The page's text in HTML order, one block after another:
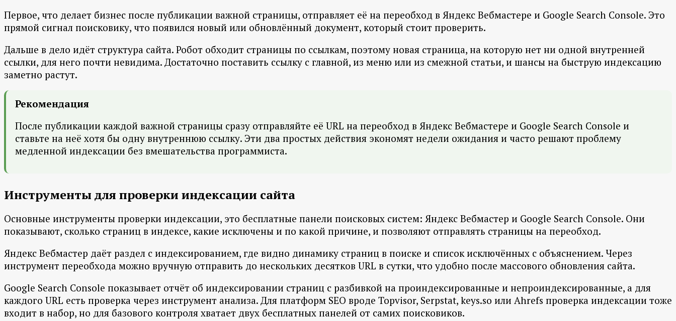
Первое, что делает бизнес после публикации важной страницы, отправляет её на переобход в Яндекс Вебмастере и Google Search Console. Это
прямой сигнал поисковику, что появился новый или обновлённый документ, который стоит проверить.
Дальше в дело идёт структура сайта. Робот обходит страницы по ссылкам, поэтому новая страница, на которую нет ни одной внутренней
ссылки, для него почти невидима. Достаточно поставить ссылку с главной, из меню или из смежной статьи, и шансы на быструю индексацию
заметно растут.
Рекомендация
После публикации каждой важной страницы сразу отправляйте её URL на переобход в Яндекс Вебмастере и Google Search Console и
ставьте на неё хотя бы одну внутреннюю ссылку. Эти два простых действия экономят недели ожидания и часто решают проблему
медленной индексации без вмешательства программиста.
Инструменты для проверки индексации сайта
Основные инструменты проверки индексации, это бесплатные панели поисковых систем: Яндекс Вебмастер и Google Search Console. Они
показывают, сколько страниц в индексе, какие исключены и по какой причине, и позволяют отправлять страницы на переобход.
Яндекс Вебмастер даёт раздел с индексированием, где видно динамику страниц в поиске и список исключённых с объяснением. Через
инструмент переобхода можно вручную отправить до нескольких десятков URL в сутки, что удобно после массового обновления сайта.
Google Search Console показывает отчёт об индексировании страниц с разбивкой на проиндексированные и непроиндексированные, а для
каждого URL есть проверка через инструмент анализа. Для платформ SEO вроде Topvisor, Serpstat, keys.so или Ahrefs проверка индексации тоже
входит в набор, но для базового контроля хватает двух бесплатных панелей от самих поисковиков.